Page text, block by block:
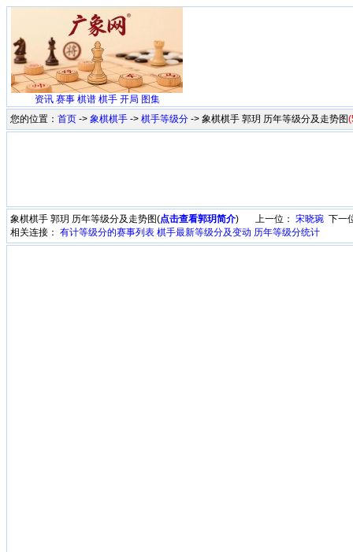
资讯 赛事 棋谱 棋手 开局 图集
您的位置： 首页 -> 象棋棋手 -> 棋手等级分 -> 象棋棋手 郭玥 历年等级分及走势图
象棋棋手 郭玥 历年等级分及走势图(点击查看郭玥简介) 上一位： 宋晓琬 下一
相关连接： 有计等级分的赛事列表 棋手最新等级分及变动 历年等级分统计